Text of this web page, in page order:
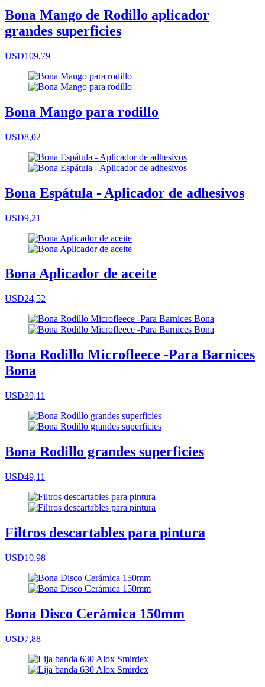
Bona Mango de Rodillo aplicador
grandes superficies
USD109,79
Bona Mango para rodillo
USD8,02
Bona Espátula - Aplicador de adhesivos
USD9,21
Bona Aplicador de aceite
USD24,52
Bona Rodillo Microfleece -Para Barnices
Bona
USD39,11
Bona Rodillo grandes superficies
USD49,11
Filtros descartables para pintura
USD10,98
Bona Disco Cerámica 150mm
USD7,88